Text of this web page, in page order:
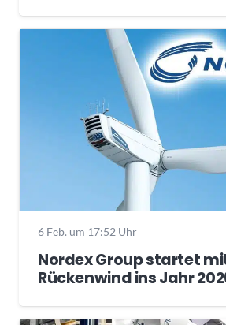
6 Feb. um 17:52 Uhr
Nordex Group startet
Rückenwind ins Jahr